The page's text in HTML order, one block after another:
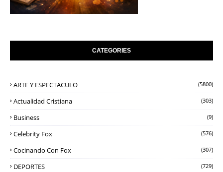
CATEGORIES
ARTE Y ESPECTACULO (5800)
Actualidad Cristiana (303)
Business (9)
Celebrity Fox (576)
Cocinando Con Fox (307)
DEPORTES (729)